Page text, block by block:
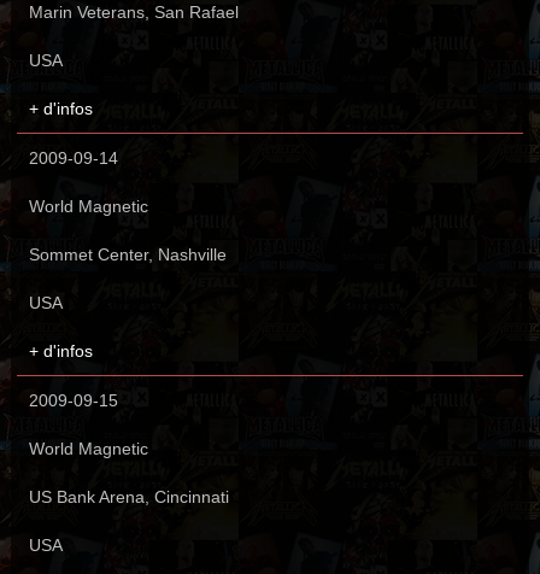
Marin Veterans, San Rafael
USA
+ d'infos
2009-09-14
World Magnetic
Sommet Center, Nashville
USA
+ d'infos
2009-09-15
World Magnetic
US Bank Arena, Cincinnati
USA